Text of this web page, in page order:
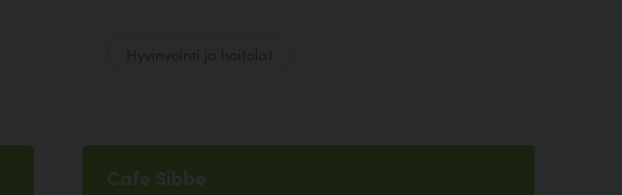
Cafe Sibbe